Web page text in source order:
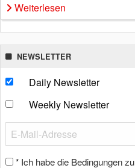
Weiterlesen
NEWSLETTER
Daily Newsletter
Weekly Newsletter
* Ich habe die Bedingungen